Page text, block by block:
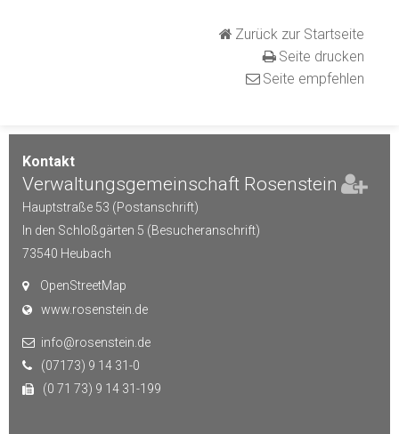
Kontakt
Verwaltungsgemeinschaft Rosenstein
Hauptstraße 53 (Postanschrift)
In den Schloßgärten 5 (Besucheranschrift)
73540 Heubach
OpenStreetMap
www.rosenstein.de
info@rosenstein.de
(07173) 9 14 31-0
(0 71 73) 9 14 31-199
Zurück zur Startseite
Seite drucken
Seite empfehlen